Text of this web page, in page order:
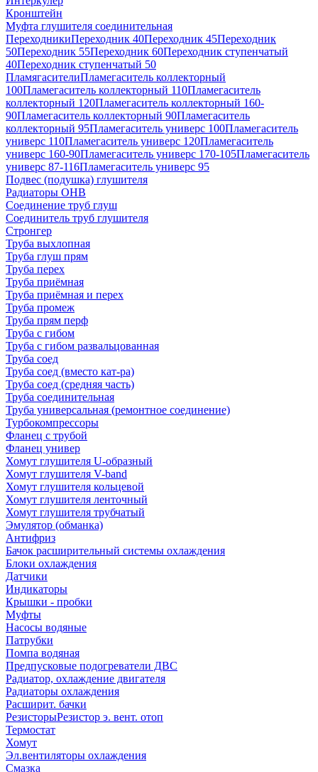
Кронштейн
Муфта глушителя соединительная
ПереходникиПереходник 40Переходник 45Переходник
50Переходник 55Переходник 60Переходник ступенчатый
40Переходник ступенчатый 50
ПламягасителиПламегаситель коллекторный
100Пламегаситель коллекторный 110Пламегаситель
коллекторный 120Пламегаситель коллекторный 160-
90Пламегаситель коллекторный 90Пламегаситель
коллекторный 95Пламегаситель универс 100Пламегаситель
универс 110Пламегаситель универс 120Пламегаситель
универс 160-90Пламегаситель универс 170-105Пламегаситель
универс 87-116Пламегаситель универс 95
Подвес (подушка) глушителя
Радиаторы ОНВ
Соединение труб глуш
Соединитель труб глушителя
Стронгер
Труба выхлопная
Труба глуш прям
Труба перех
Труба приёмная
Труба приёмная и перех
Труба промеж
Труба прям перф
Труба с гибом
Труба с гибом развальцованная
Труба соед
Труба соед (вместо кат-ра)
Труба соед (средняя часть)
Труба соединительная
Труба универсальная (ремонтное соединение)
Турбокомпрессоры
Фланец с трубой
Фланец универ
Хомут глушителя U-образный
Хомут глушителя V-band
Хомут глушителя кольцевой
Хомут глушителя ленточный
Хомут глушителя трубчатый
Эмулятор (обманка)
Антифриз
Бачок расширительный системы охлаждения
Блоки охлаждения
Датчики
Индикаторы
Крышки - пробки
Муфты
Насосы водяные
Патрубки
Помпа водяная
Предпусковые подогреватели ДВС
Радиатор, охлаждение двигателя
Радиаторы охлаждения
Расширит. бачки
РезисторыРезистор э. вент. отоп
Термостат
Хомут
Эл.вентиляторы охлаждения
Смазка